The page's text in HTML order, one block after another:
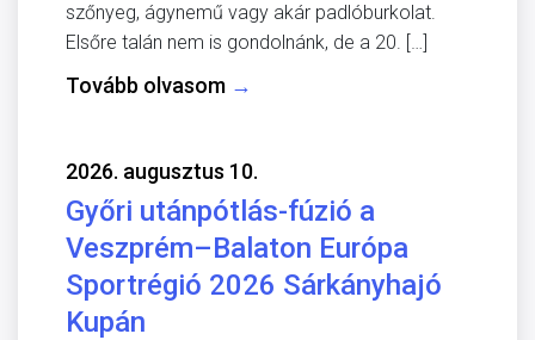
szőnyeg, ágynemű vagy akár padlóburkolat.
Elsőre talán nem is gondolnánk, de a 20. […]
Tovább olvasom →
2026. augusztus 10.
Győri utánpótlás-fúzió a
Veszprém–Balaton Európa
Sportrégió 2026 Sárkányhajó
Kupán